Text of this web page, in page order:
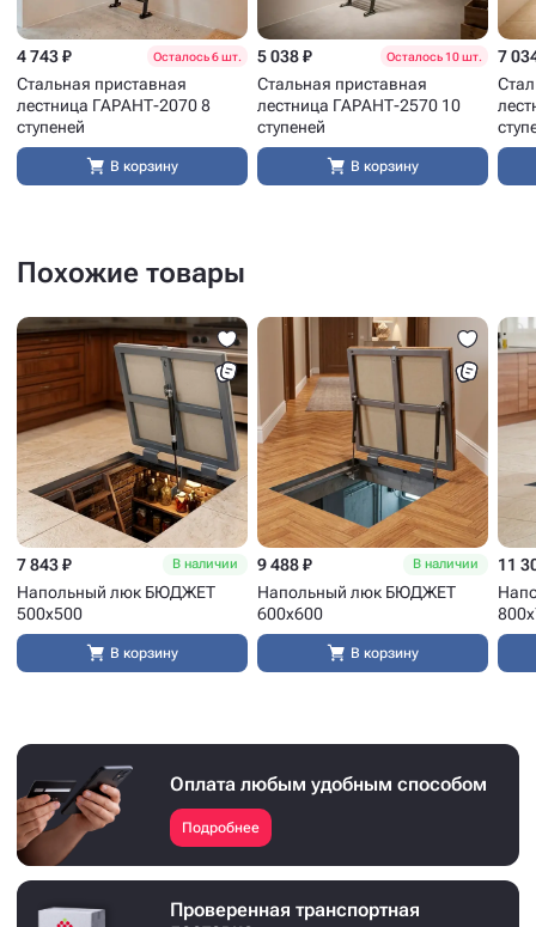
4 743 ₽ Осталось 6 шт.
Стальная приставная
лестница ГАРАНТ-2070 8
ступеней
В корзину
5 038 ₽ Осталось 10 шт.
Стальная приставная
лестница ГАРАНТ-2570 10
ступеней
В корзину
7
Похожие товары
7 843 ₽ В наличии
Напольный люк БЮДЖЕТ
500x500
В корзину
9 488 ₽ В наличии
Напольный люк БЮДЖЕТ
600x600
В корзину
11
Оплата любым удобным способом
Подробнее
Проверенная транспортная